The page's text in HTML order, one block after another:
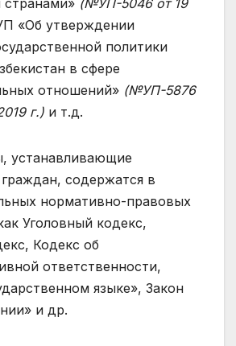
«Об утверждении
политики
в сфере
отношений» (№УП-5876
г.) и т.д.
устанавливающие
содержатся в
нормативно-правовых
Уголовный кодекс,
Кодекс об
ответственности,
языке», Закон
и др.